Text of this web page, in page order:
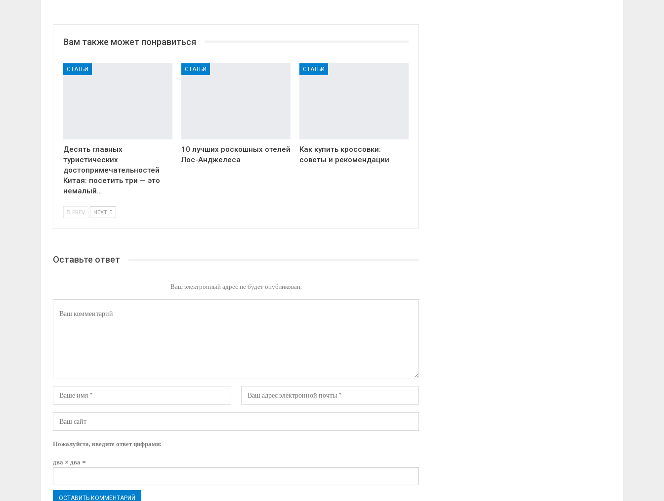
Вам также может понравиться
СТАТЬИ
Десять главных
туристических
достопримечательностей
Китая: посетить три — это
немалый…
СТАТЬИ
10 лучших роскошных отелей
Лос-Анджелеса
СТАТЬИ
Как купить кроссовки:
советы и рекомендации
PREV NEXT
Оставьте ответ
Ваш электронный адрес не будет опубликован.
Пожалуйста, введите ответ цифрами:
два × два =